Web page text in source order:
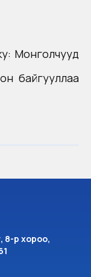
Монголчууд
байгууллаа
8-р хороо,